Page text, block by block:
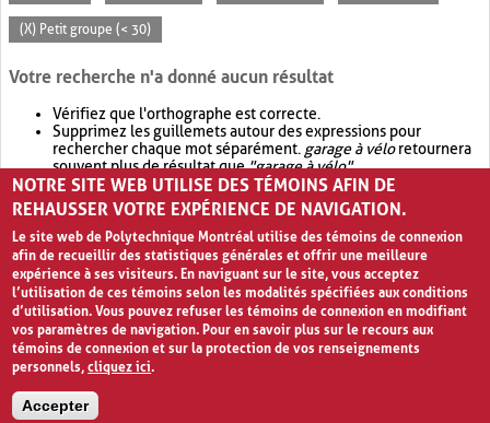
(X) Petit groupe (< 30)
Votre recherche n'a donné aucun résultat
Vérifiez que l'orthographe est correcte.
Supprimez les guillemets autour des expressions pour
rechercher chaque mot séparément. garage à véloretournera
souvent plus de résultat que"garage à vélo".
Envisagez d'élargir votre recherche avec OR.garage OR vélo
retournera souvent plus de résultat quegarage à vélo
NOTRE SITE WEB UTILISE DES TÉMOINS AFIN DE
REHAUSSER VOTRE EXPÉRIENCE DE NAVIGATION.
Le site web de Polytechnique Montréal utilise des témoins de connexion
afin de recueillir des statistiques générales et offrir une meilleure
expérience à ses visiteurs. En naviguant sur le site, vous acceptez
l’utilisation de ces témoins selon les modalités spécifiées aux conditions
d’utilisation. Vous pouvez refuser les témoins de connexion en modifiant
vos paramètres de navigation. Pour en savoir plus sur le recours aux
témoins de connexion et sur la protection de vos renseignements
personnels,cliquez ici.
Accepter